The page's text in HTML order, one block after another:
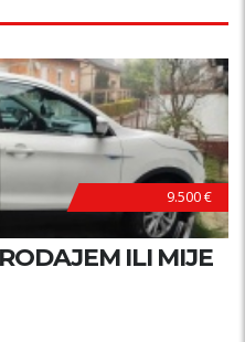
ZAMJENA
9.500 €
ILI MIJE